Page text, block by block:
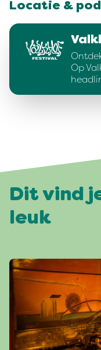
Locatie &
Op
Dit vind
leuk